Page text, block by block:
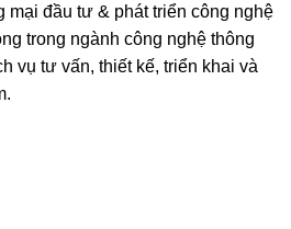
mại đầu tư & phát triển công nghệ
trong ngành công nghệ thông
vụ tư vấn, thiết kế, triển khai và